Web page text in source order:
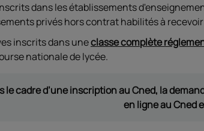
dans les établissements
privés hors contrat habilités à
inscrits dans uneclasse complète
nationale de lycée.
le cadre d’une inscription au Cned, la
en ligne au Cned